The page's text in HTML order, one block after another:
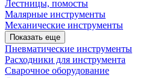
Лестницы, помосты
Малярные инструменты
Механические инструменты
Показать еще
Пневматические инструменты
Расходники для инструмента
Сварочное оборудование